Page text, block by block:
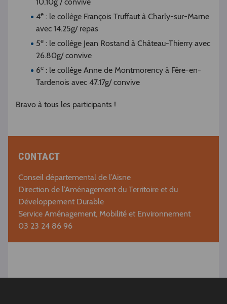
10.10g / convive
4e : le collège François Truffaut à Charly-sur-Marne
avec 14.25g/ repas
5e : le collège Jean Rostand à Château-Thierry avec
26.80g/ convive
6e : le collège Anne de Montmorency à Fère-en-
Tardenois avec 47.17g/ convive
Bravo à tous les participants !
CONTACT
Conseil départemental de l’Aisne
Direction de l’Aménagement du Territoire et du
Développement Durable
Service Aménagement, Mobilité et Environnement
03 23 24 86 96